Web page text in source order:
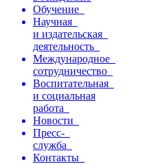
Обучение
Научная
и издательская
деятельность
Международное
сотрудничество
Воспитательная
и социальная
работа
Новости
Пресс-
служба
Контакты